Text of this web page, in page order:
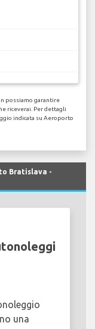
possiamo garantire
riceverai. Per dettagli
indicata su Aeroporto
Bratislava -
una